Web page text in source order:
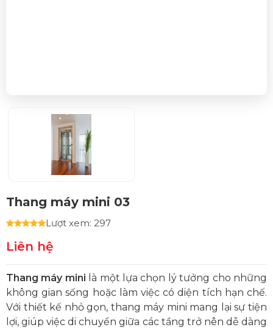
Thang máy mini 03
Lượt xem: 297
Liên hệ
Thang máy mini là một lựa chọn lý tưởng cho những
không gian sống hoặc làm việc có diện tích hạn chế.
Với thiết kế nhỏ gọn, thang máy mini mang lại sự tiện
lợi, giúp việc di chuyển giữa các tầng trở nên dễ dàng